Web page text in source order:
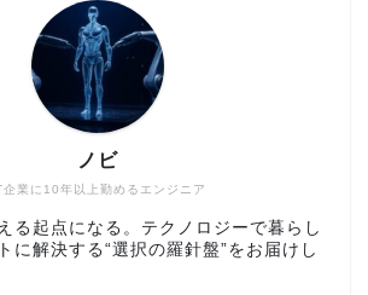
企業に10年以上勤めるエンジニア
ノビ
る起点になる。テクノロジーで暮らし
に解決する“選択の羅針盤”をお届けし